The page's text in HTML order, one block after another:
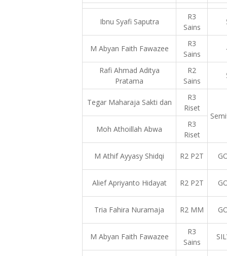
Ibnu Syafi Saputra
R3
Sains
M Abyan Faith Fawazee
R3
Sains
Rafi Ahmad Aditya
Pratama
R2
Sains
Tegar Maharaja Sakti dan
R3
Riset
Moh Athoillah Abwa
R3
Riset
M Athif Ayyasy Shidqi R2 P2T
Alief Apriyanto Hidayat R2 P2T
Tria Fahira Nuramaja R2 MM
M Abyan Faith Fawazee
R3
Sains